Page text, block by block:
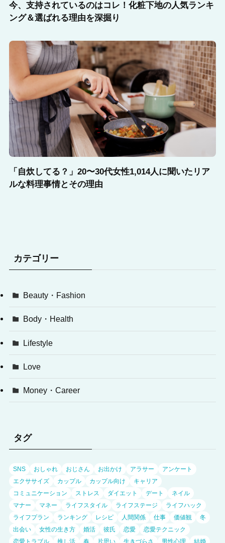
今、支持されているのはコレ！化粧下地の人気ランキ
ング＆選ばれる理由を深掘り
「自炊してる？」20〜30代女性1,014人に聞いたリア
ルな料理事情とその理由
カテゴリー
Beauty・Fashion
Body・Health
Lifestyle
Love
Money・Career
タグ
SNS おしゃれ おじさん お出かけ アラサー
アンケート
エクササイズ
カップル カップル向け
キャリア
コミュニケーション
ストレス ダイエット デート
ネイル
マナー
マネー ライフスタイル ライフステージ
ライフハック
ライフプラン
ランキング レシピ 人間関係 仕事 価値観
冬
出会い
女性の生き方 婚活 彼氏 恋愛
恋愛テクニック